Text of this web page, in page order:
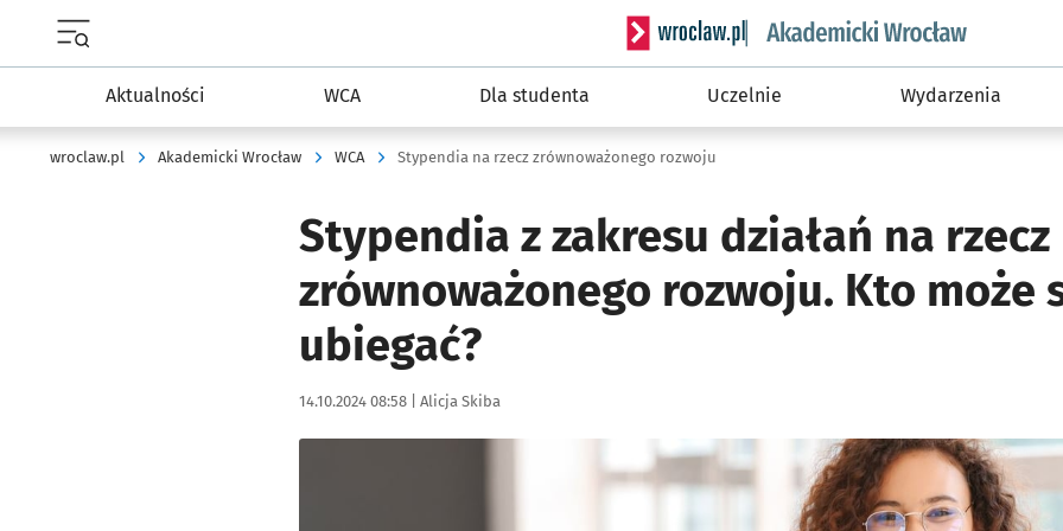
Menu główne portalu wroclaw.pl
Serwis informacyjny wroclaw.pl podserwis:
Aktualności WCA Dla studenta Uczelnie Wydarzenia
wroclaw.pl Akademicki Wrocław WCA Stypendia na rzecz zrównoważonego rozwoju
Stypendia z zakresu działań na rzecz
zrównoważonego rozwoju. Kto może
ubiegać?
Data publikacji:
14.10.2024 08:58 | Autor:
Alicja Skiba